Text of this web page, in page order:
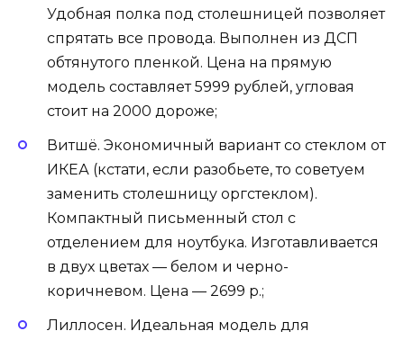
Удобная полка под столешницей позволяет
спрятать все провода. Выполнен из ДСП
обтянутого пленкой. Цена на прямую
модель составляет 5999 рублей, угловая
стоит на 2000 дороже;
Витшё. Экономичный вариант со стеклом от
ИКЕА (кстати, если разобьете, то советуем
заменить столешницу оргстеклом).
Компактный письменный стол с
отделением для ноутбука. Изготавливается
в двух цветах — белом и черно-
коричневом. Цена — 2699 р.;
Лиллосен. Идеальная модель для